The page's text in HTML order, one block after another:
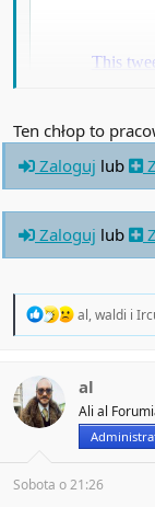
Ten chłop to
Zaloguj lub
Zaloguj lub
R
t
o
s
al,waldi i
al
Ali al
Sobota o 21:26